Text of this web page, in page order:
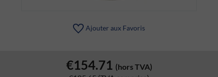
Ajouter aux Favoris
€154.71 (hors TVA)